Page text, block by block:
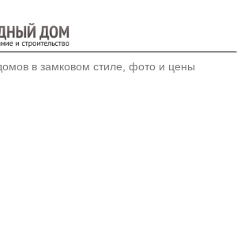
в замковом стиле, фото и цены